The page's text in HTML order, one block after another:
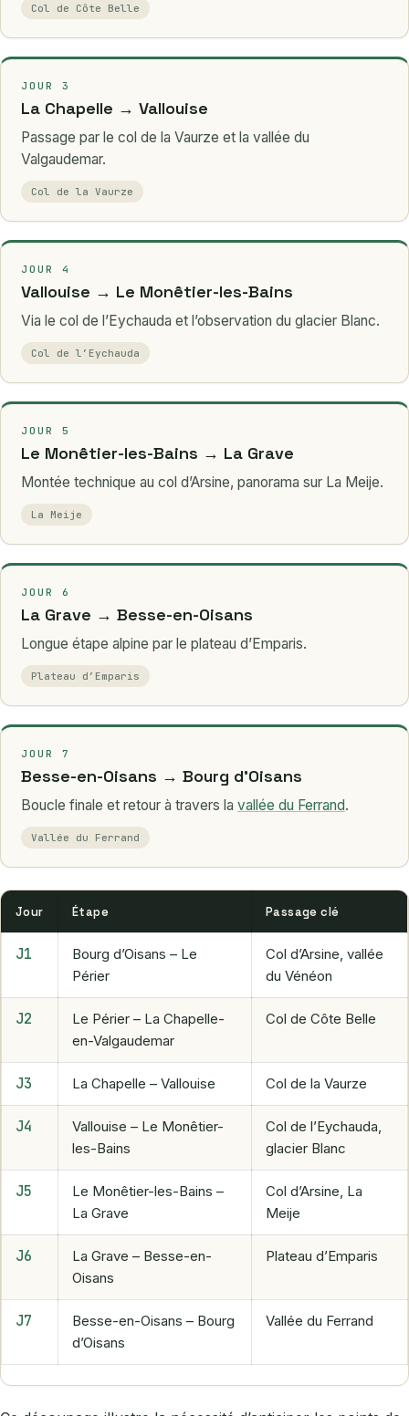
Col de Côte Belle
JOUR 3
La Chapelle → Vallouise
Passage par le col de la Vaurze et la vallée du
Valgaudemar.
Col de la Vaurze
JOUR 4
Vallouise → Le Monêtier-les-Bains
Via le col de l’Eychauda et l’observation du glacier Blanc.
Col de l’Eychauda
JOUR 5
Le Monêtier-les-Bains → La Grave
Montée technique au col d’Arsine, panorama sur La Meije.
La Meije
JOUR 6
La Grave → Besse-en-Oisans
Longue étape alpine par le plateau d’Emparis.
Plateau d’Emparis
JOUR 7
Besse-en-Oisans → Bourg d’Oisans
Boucle finale et retour à travers la vallée du Ferrand.
Vallée du Ferrand
Jour Étape Passage clé
J1
Bourg d’Oisans – Le
Périer
Col d’Arsine, vallée
du Vénéon
J2
Le Périer – La Chapelle-
en-Valgaudemar
Col de Côte Belle
J3 La Chapelle – Vallouise Col de la Vaurze
J4
Vallouise – Le Monêtier-
les-Bains
Col de l’Eychauda,
glacier Blanc
J5
Le Monêtier-les-Bains –
La Grave
Col d’Arsine, La
Meije
J6
La Grave – Besse-en-
Oisans
Plateau d’Emparis
J7
Besse-en-Oisans – Bourg
d’Oisans
Vallée du Ferrand